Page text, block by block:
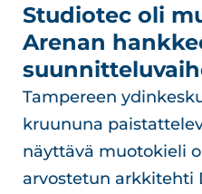
Studiotec oli
Arenan
Tampereen
kruununa
näyttävä muotokieli
arvostetun arkkitehti